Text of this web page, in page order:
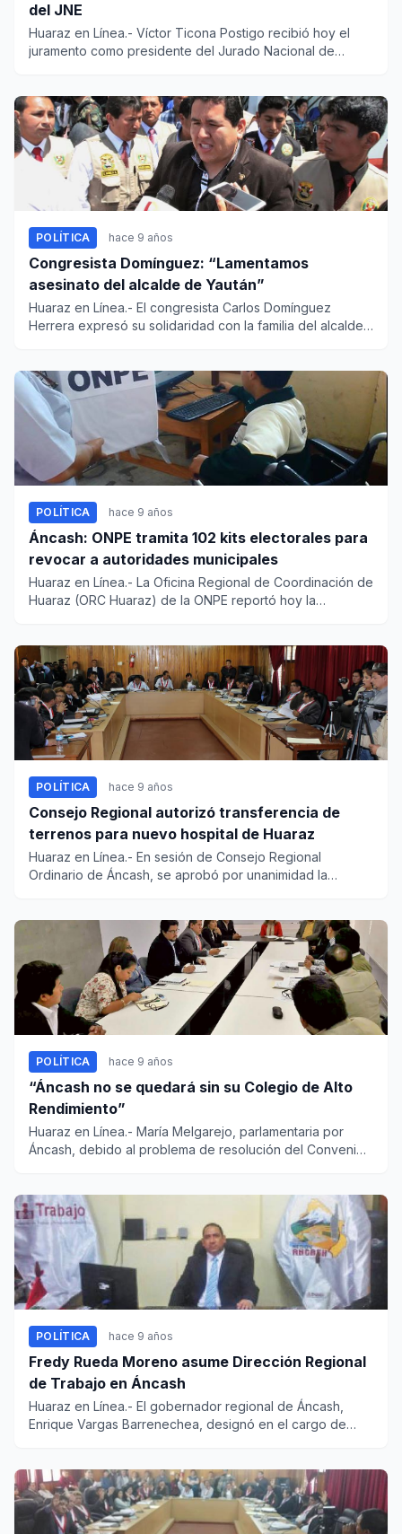
del JNE
Huaraz en Línea.- Víctor Ticona Postigo recibió hoy el
juramento como presidente del Jurado Nacional de
POLÍTICA hace 9 años
Congresista Domínguez: “Lamentamos
asesinato del alcalde de Yaután”
Huaraz en Línea.- El congresista Carlos Domínguez
Herrera expresó su solidaridad con la familia del alcalde
POLÍTICA hace 9 años
Áncash: ONPE tramita 102 kits electorales para
revocar a autoridades municipales
Huaraz en Línea.- La Oficina Regional de Coordinación de
Huaraz (ORC Huaraz) de la ONPE reportó hoy la
POLÍTICA hace 9 años
Consejo Regional autorizó transferencia de
terrenos para nuevo hospital de Huaraz
Huaraz en Línea.- En sesión de Consejo Regional
Ordinario de Áncash, se aprobó por unanimidad la
POLÍTICA hace 9 años
“Áncash no se quedará sin su Colegio de Alto
Rendimiento”
Huaraz en Línea.- María Melgarejo, parlamentaria por
Áncash, debido al problema de resolución del Convenio
POLÍTICA hace 9 años
Fredy Rueda Moreno asume Dirección Regional
de Trabajo en Áncash
Huaraz en Línea.- El gobernador regional de Áncash,
Enrique Vargas Barrenechea, designó en el cargo de